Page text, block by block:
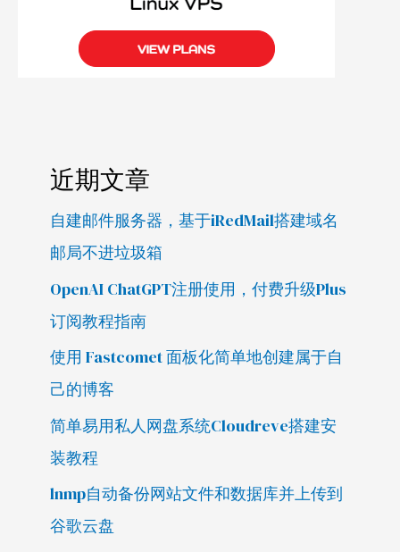
近期文章
自建邮件服务器，基于iRedMail搭建域名
邮局不进垃圾箱
OpenAI ChatGPT注册使用，付费升级Plus
订阅教程指南
使用 Fastcomet 面板化简单地创建属于自
己的博客
简单易用私人网盘系统Cloudreve搭建安
装教程
lnmp自动备份网站文件和数据库并上传到
谷歌云盘